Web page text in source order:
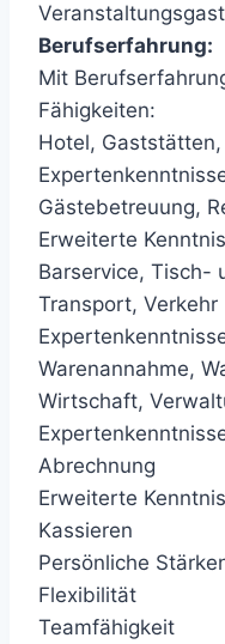
Berufserfahrung:
Mit
Fähigkeiten:
Hotel, Gaststätten,
Gästebetreuung,
Erweiterte
Barservice, Tisch-
Transport, Verkehr
Warenannahme,
Wirtschaft,
Abrechnung
Erweiterte
Kassieren
Persönliche
Flexibilität
Teamfähigkeit